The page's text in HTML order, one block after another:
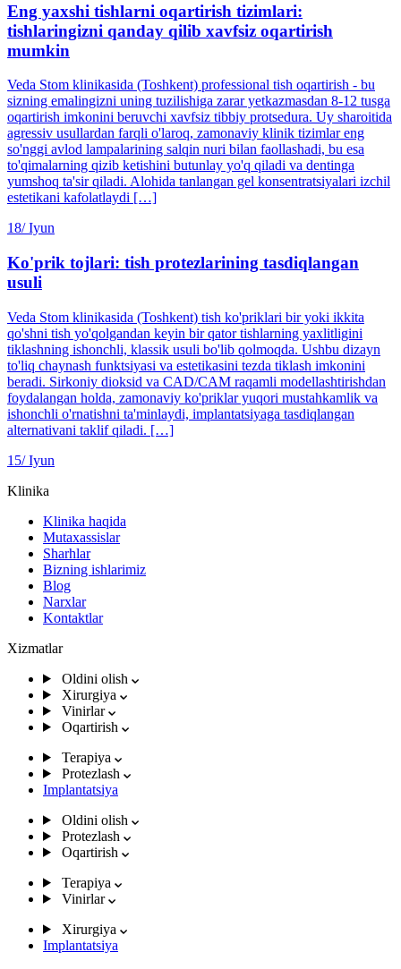
Eng yaxshi tishlarni oqartirish tizimlari:
tishlaringizni qanday qilib xavfsiz oqartirish
mumkin
Veda Stom klinikasida (Toshkent) professional tish oqartirish - bu
sizning emalingizni uning tuzilishiga zarar yetkazmasdan 8-12 tusga
oqartirish imkonini beruvchi xavfsiz tibbiy protsedura. Uy sharoitida
agressiv usullardan farqli o'laroq, zamonaviy klinik tizimlar eng
so'nggi avlod lampalarining salqin nuri bilan faollashadi, bu esa
to'qimalarning qizib ketishini butunlay yo'q qiladi va dentinga
yumshoq ta'sir qiladi. Alohida tanlangan gel konsentratsiyalari izchil
estetikani kafolatlaydi […]
18/ Iyun
Ko'prik tojlari: tish protezlarining tasdiqlangan
usuli
Veda Stom klinikasida (Toshkent) tish ko'priklari bir yoki ikkita
qo'shni tish yo'qolgandan keyin bir qator tishlarning yaxlitligini
tiklashning ishonchli, klassik usuli bo'lib qolmoqda. Ushbu dizayn
to'liq chaynash funktsiyasi va estetikasini tezda tiklash imkonini
beradi. Sirkoniy dioksid va CAD/CAM raqamli modellashtirishdan
foydalangan holda, zamonaviy ko'priklar yuqori mustahkamlik va
ishonchli o'rnatishni ta'minlaydi, implantatsiyaga tasdiqlangan
alternativani taklif qiladi. […]
15/ Iyun
Klinika
Klinika haqida
Mutaxassislar
Sharhlar
Bizning ishlarimiz
Blog
Narxlar
Kontaktlar
Xizmatlar
Oldini olish
Xirurgiya
Vinirlar
Oqartirish
Terapiya
Protezlash
Implantatsiya
Oldini olish
Protezlash
Oqartirish
Terapiya
Vinirlar
Xirurgiya
Implantatsiya